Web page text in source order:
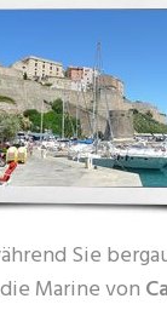
Sie
Marine von